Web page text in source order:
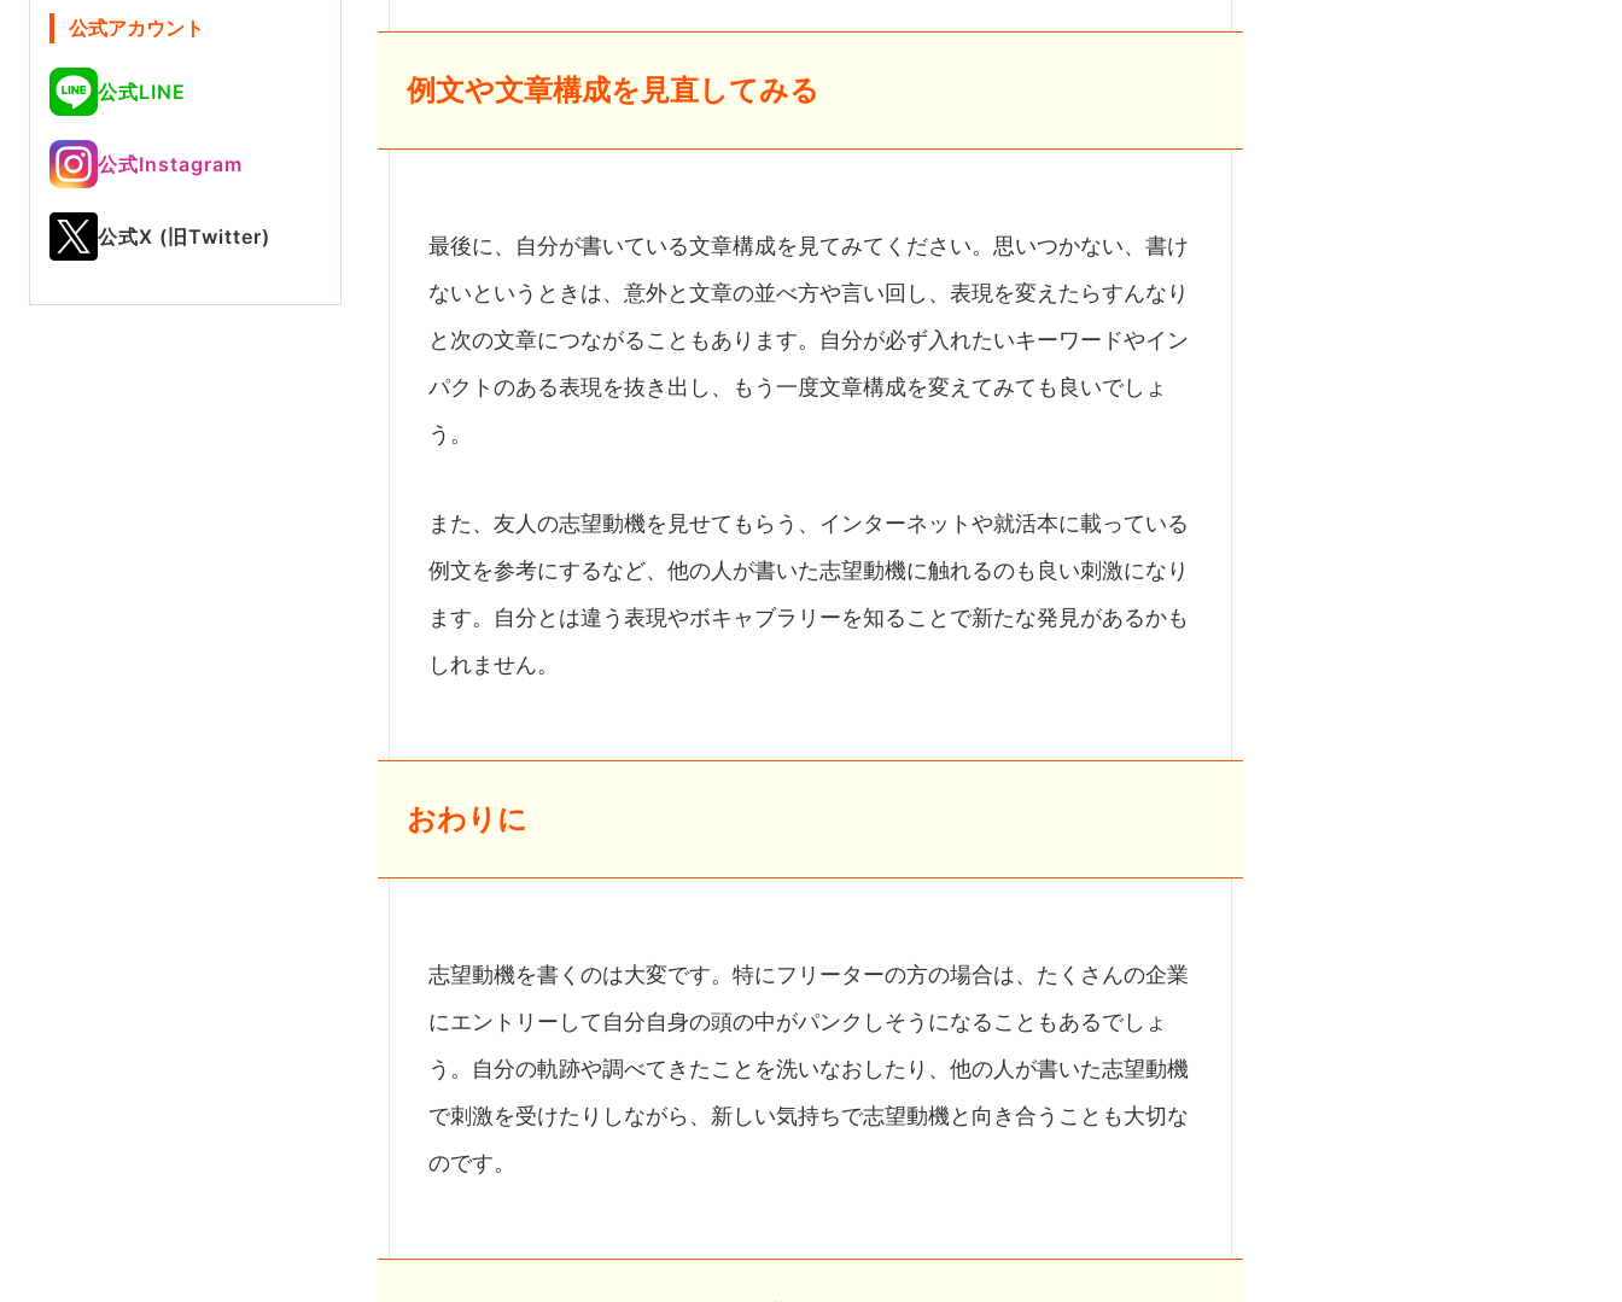
公式アカウント
公式LINE
公式Instagram
公式X (旧Twitter)
例文や文章構成を見直してみる
最後に、自分が書いている文章構成を見てみてください。思いつかない、書け
ないというときは、意外と文章の並べ方や言い回し、表現を変えたらすんなり
と次の文章につながることもあります。自分が必ず入れたいキーワードやイン
パクトのある表現を抜き出し、もう一度文章構成を変えてみても良いでしょ
う。
また、友人の志望動機を見せてもらう、インターネットや就活本に載っている
例文を参考にするなど、他の人が書いた志望動機に触れるのも良い刺激になり
ます。自分とは違う表現やボキャブラリーを知ることで新たな発見があるかも
しれません。
おわりに
志望動機を書くのは大変です。特にフリーターの方の場合は、たくさんの企業
にエントリーして自分自身の頭の中がパンクしそうになることもあるでしょ
う。自分の軌跡や調べてきたことを洗いなおしたり、他の人が書いた志望動機
で刺激を受けたりしながら、新しい気持ちで志望動機と向き合うことも大切な
のです。